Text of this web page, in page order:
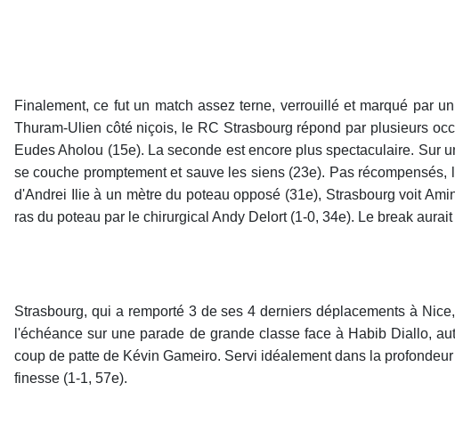
Finalement, ce fut un match assez terne, verrouillé et marqué par
Thuram-Ulien côté niçois, le RC Strasbourg répond par plusieurs
Eudes Aholou (15e). La seconde est encore plus spectaculaire. Sur
se couche promptement et sauve les siens (23e). Pas
d'Andrei Ilie à un mètre du poteau opposé (31e), Strasbourg voit
ras du poteau par le chirurgical Andy Delort (1-0, 34e). Le break
Strasbourg, qui a remporté 3 de ses 4 derniers déplacements à
l'échéance sur une parade de grande classe face à Habib Diallo,
coup de patte de Kévin Gameiro. Servi idéalement dans la
finesse (1-1, 57e).